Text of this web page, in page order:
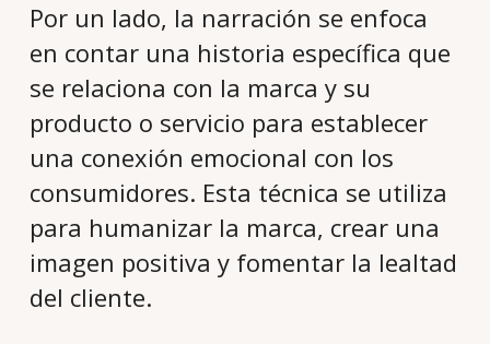
Por un lado, la narración se enfoca
en contar una historia específica que
se relaciona con la marca y su
producto o servicio para establecer
una conexión emocional con los
consumidores. Esta técnica se utiliza
para humanizar la marca, crear una
imagen positiva y fomentar la lealtad
del cliente.